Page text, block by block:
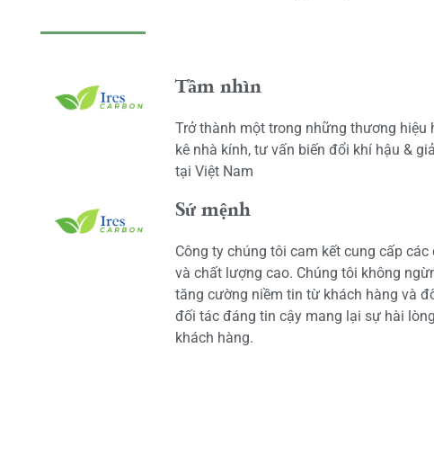
Tầm nhìn
Trở thành một trong những thương hiệu
kê nhà kính, tư vấn biến đổi khí hậu &
tại Việt Nam
Sứ mệnh
Công ty chúng tôi cam kết cung cấp
và chất lượng cao. Chúng tôi không
tăng cường niềm tin từ khách hàng và
đối tác đáng tin cậy mang lại sự hài
khách hàng.